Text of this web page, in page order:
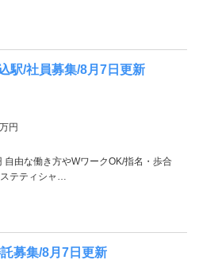
駅/社員募集/8月7日更新
円
自由な働き方やWワークOK/指名・歩合
テティシャ…
募集/8月7日更新